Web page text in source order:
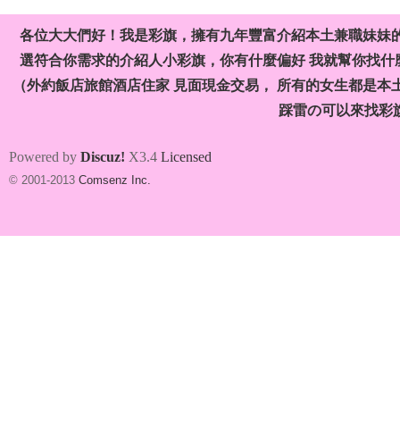
各位大大們好！我是彩旗，擁有九年豐富介紹本土兼職妹
選符合你需求的介紹人小彩旗，你有什麼偏好 我就幫你找
（外約飯店旅館酒店住家 見面現金交易， 所有的女生都是
踩雷の可以來找彩
Powered by Discuz! X3.4 Licensed
© 2001-2013 Comsenz Inc.